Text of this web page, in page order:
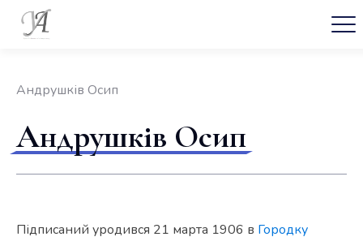
Андрушків Осип
Андрушків Осип
Підписаний уродився 21 марта 1906 в Городку